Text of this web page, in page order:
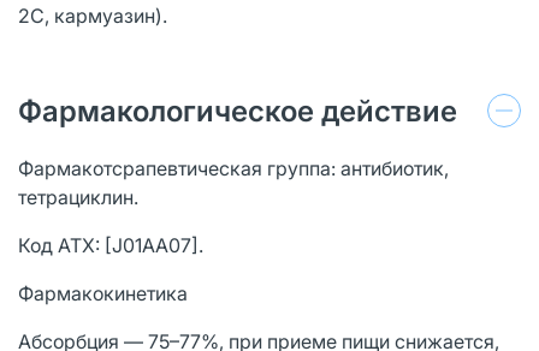
2C, кармуазин).
Фармакологическое действие
Фармакотсрапевтическая группа: антибиотик,
тетрациклин.
Код ATX: [J01AA07].
Фармакокинетика
Абсорбция — 75–77%, при приеме пищи снижается,